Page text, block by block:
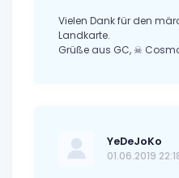
Vielen Dank für den
Landkarte.
Grüße aus GC, ☠
YeDeJoKo
01.06.2019